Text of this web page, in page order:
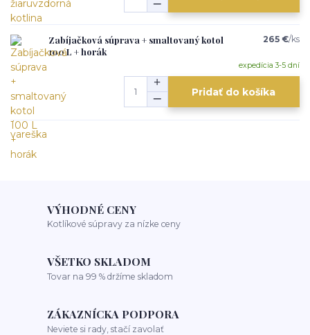
Zabíjačková súprava + smaltovaný kotol
100 L + horák
265 €/ks
expedícia 3-5 dní
Pridať do košíka
VÝHODNÉ CENY
Kotlíkové súpravy za nízke ceny
VŠETKO SKLADOM
Tovar na 99 % držíme skladom
ZÁKAZNÍCKA PODPORA
Neviete si rady, stačí zavolať